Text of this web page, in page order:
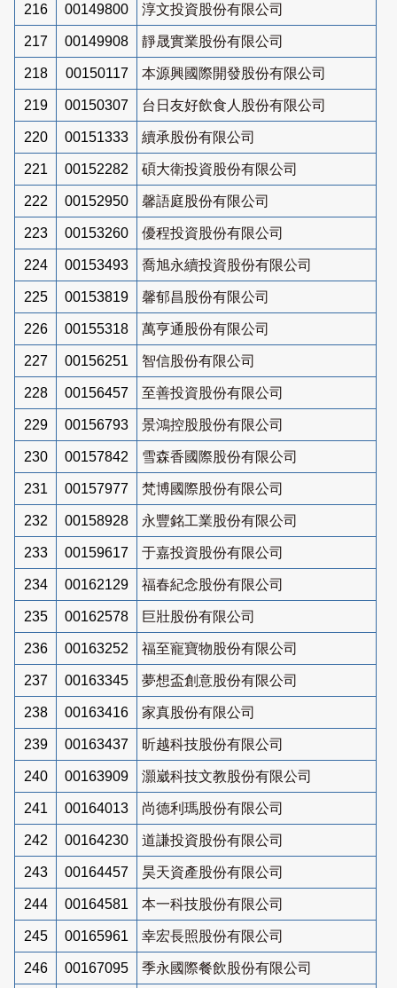
216 00149800 淳文投資股份有限公司
217 00149908 靜晟實業股份有限公司
218 00150117 本源興國際開發股份有限公司
219 00150307 台日友好飲食人股份有限公司
220 00151333 續承股份有限公司
221 00152282 碩大衛投資股份有限公司
222 00152950 馨語庭股份有限公司
223 00153260 優程投資股份有限公司
224 00153493 喬旭永續投資股份有限公司
225 00153819 馨郁昌股份有限公司
226 00155318 萬亨通股份有限公司
227 00156251 智信股份有限公司
228 00156457 至善投資股份有限公司
229 00156793 景鴻控股股份有限公司
230 00157842 雪森香國際股份有限公司
231 00157977 梵博國際股份有限公司
232 00158928 永豐銘工業股份有限公司
233 00159617 于嘉投資股份有限公司
234 00162129 福春紀念股份有限公司
235 00162578 巨壯股份有限公司
236 00163252 福至寵寶物股份有限公司
237 00163345 夢想盃創意股份有限公司
238 00163416 家真股份有限公司
239 00163437 昕越科技股份有限公司
240 00163909 灝崴科技文教股份有限公司
241 00164013 尚德利瑪股份有限公司
242 00164230 道謙投資股份有限公司
243 00164457 昊天資產股份有限公司
244 00164581 本一科技股份有限公司
245 00165961 幸宏長照股份有限公司
246 00167095 季永國際餐飲股份有限公司